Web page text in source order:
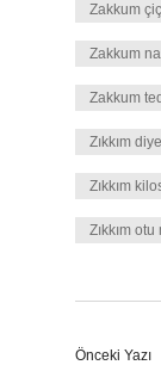
Zakkum
Zakkum
Zakkum
Zıkkım
Zıkkım
Zıkkım
Önceki Yazı